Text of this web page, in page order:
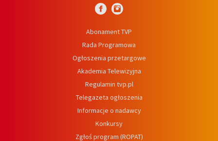
Abonament TVP
Rada Programowa
Ogłoszenia przetargowe
Akademia Telewizyjna
Regulamin tvp.pl
Telegazeta ogłoszenia
Informacje o nadawcy
Konkursy
Zgłoś program (ROPAT)